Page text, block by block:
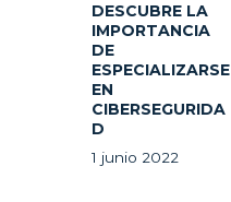
DESCUBRE LA
IMPORTANCIA
DE
ESPECIALIZARSE
EN
CIBERSEGURIDA
D
1 junio 2022